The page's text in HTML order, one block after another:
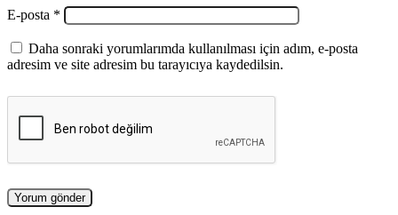
E-posta *
Daha sonraki yorumlarımda kullanılması için adım, e-posta
adresim ve site adresim bu tarayıcıya kaydedilsin.